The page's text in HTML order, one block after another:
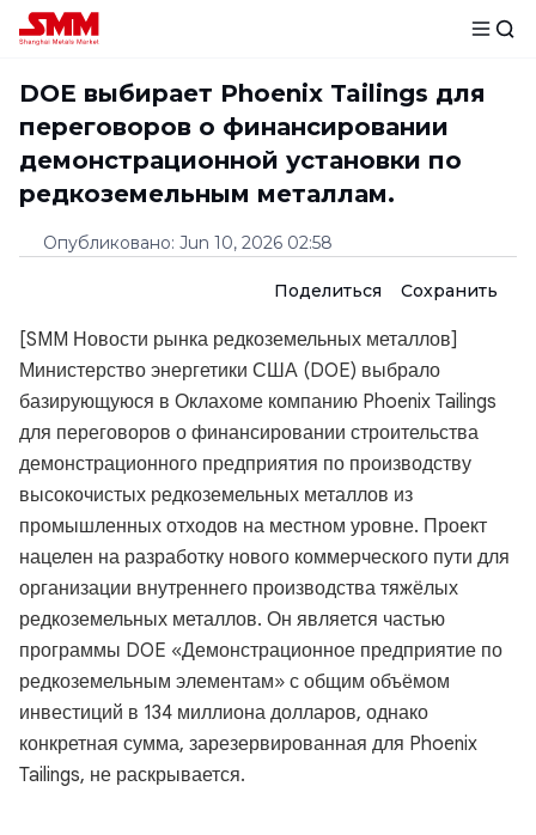
DOE выбирает Phoenix Tailings для
переговоров о финансировании
демонстрационной установки по
редкоземельным металлам.
Опубликовано: Jun 10, 2026 02:58
Поделиться Сохранить
[SMM Новости рынка редкоземельных металлов]
Министерство энергетики США (DOE) выбрало
базирующуюся в Оклахоме компанию Phoenix Tailings
для переговоров о финансировании строительства
демонстрационного предприятия по производству
высокочистых редкоземельных металлов из
промышленных отходов на местном уровне. Проект
нацелен на разработку нового коммерческого пути для
организации внутреннего производства тяжёлых
редкоземельных металлов. Он является частью
программы DOE «Демонстрационное предприятие по
редкоземельным элементам» с общим объёмом
инвестиций в 134 миллиона долларов, однако
конкретная сумма, зарезервированная для Phoenix
Tailings, не раскрывается.